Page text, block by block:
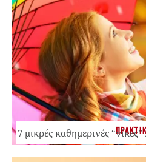
7 μικρές καθημερινές